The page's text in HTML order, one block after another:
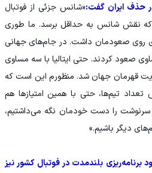
حذف ایران گفت:«شانس جزئی از فوتبال
که نقش شانس به حداقل برسد. ما طوری
روی صعودمان داشت. در جام‌های جهانی
صعود کردند. حتی ایتالیا با سه مساوی
قهرمان جهان شد. منظورم این است که
تعداد تیم‌ها، حتی با همین امتیازها هم
را دست خودمان نگه می‌داشتیم،
دیگر باشیم.»
برنامه‌ریزی بلندمدت در فوتبال کشور نیز